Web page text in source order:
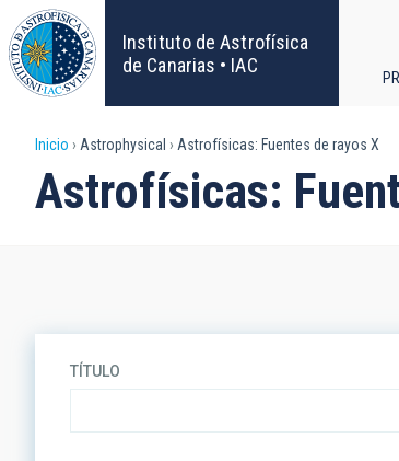
Pasar
al
contenido
principal
Instituto de Astrofísica
de Canarias • IAC
Sobrescribir
enlaces
Inicio Astrophysical Astrofísicas: Fuentes de rayos X
Astrofísicas:
TÍTULO